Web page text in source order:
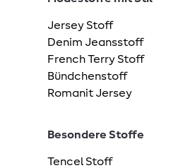
Jersey Stoff
Denim Jeansstoff
French Terry Stoff
Bündchenstoff
Romanit Jersey
Besondere Stoffe
Tencel Stoff